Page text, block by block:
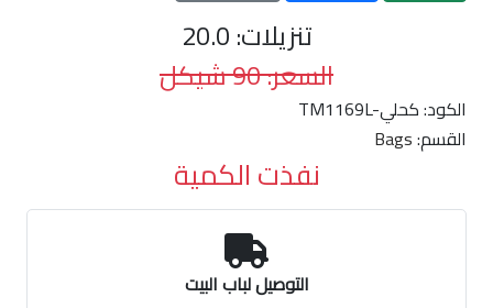
تنزيلات: 20.0
السعر: 90 شيكل
الكود:TM1169L-كحلي
القسم:Bags
نفذت الكمية
التوصيل لباب البيت